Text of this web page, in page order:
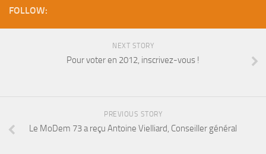
FOLLOW:
NEXT STORY
Pour voter en 2012, inscrivez-vous !
PREVIOUS STORY
Le MoDem 73 a reçu Antoine Vielliard, Conseiller général